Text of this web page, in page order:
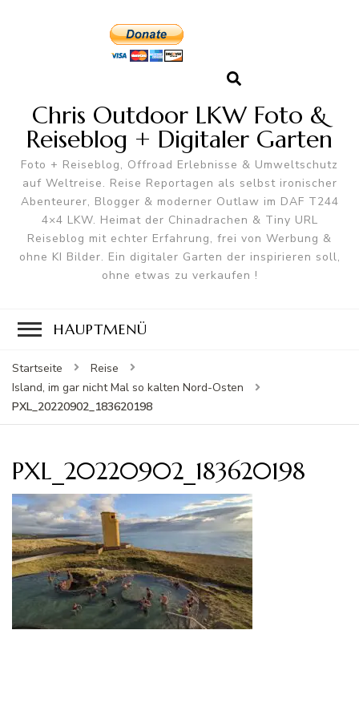
Chris Outdoor LKW Foto &
Reiseblog + Digitaler Garten
Foto + Reiseblog, Offroad Erlebnisse & Umweltschutz
auf Weltreise. Reise Reportagen als selbst ironischer
Abenteurer, Blogger & moderner Outlaw im DAF T244
4×4 LKW. Heimat der Chinadrachen & Tiny URL
Reiseblog mit echter Erfahrung, frei von Werbung &
ohne KI Bilder. Ein digitaler Garten der inspirieren soll,
ohne etwas zu verkaufen !
HAUPTMENÜ
Startseite
Reise
Island, im gar nicht Mal so kalten Nord-Osten
PXL_20220902_183620198
PXL_20220902_183620198